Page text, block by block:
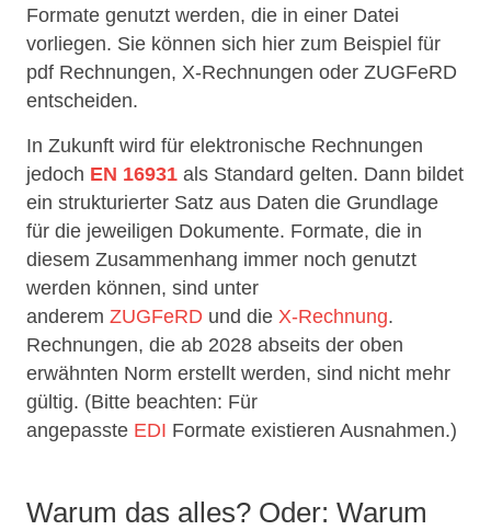
Formate genutzt werden, die in einer Datei
vorliegen. Sie können sich hier zum Beispiel für
pdf Rechnungen, X-Rechnungen oder ZUGFeRD
entscheiden.
In Zukunft wird für elektronische Rechnungen
jedoch EN 16931 als Standard gelten. Dann bildet
ein strukturierter Satz aus Daten die Grundlage
für die jeweiligen Dokumente. Formate, die in
diesem Zusammenhang immer noch genutzt
werden können, sind unter
anderem ZUGFeRD und die X-Rechnung.
Rechnungen, die ab 2028 abseits der oben
erwähnten Norm erstellt werden, sind nicht mehr
gültig. (Bitte beachten: Für
angepasste EDI Formate existieren Ausnahmen.)
Warum das alles? Oder: Warum